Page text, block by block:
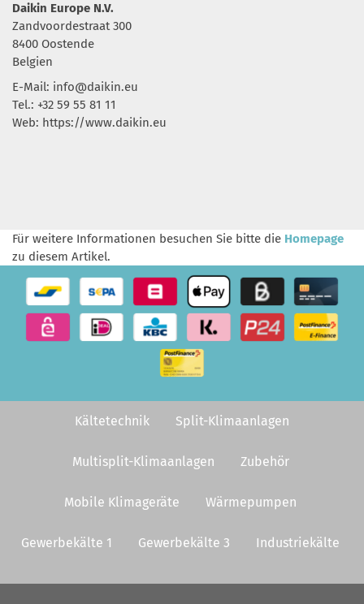
Daikin Europe N.V.
Zandvoordestraat 300
8400 Oostende
Belgien
E-Mail: info@daikin.eu
Tel.: +32 59 55 81 11
Web: https://www.daikin.eu
Für weitere Informationen besuchen Sie bitte die Homepage
zu diesem Artikel.
Kältetechnik Split-Klimaanlagen
Multisplit-Klimaanlagen Zubehör
Mobile Klimageräte Wärmepumpen
Gewerbekälte 1 Gewerbekälte 3 Industriekälte